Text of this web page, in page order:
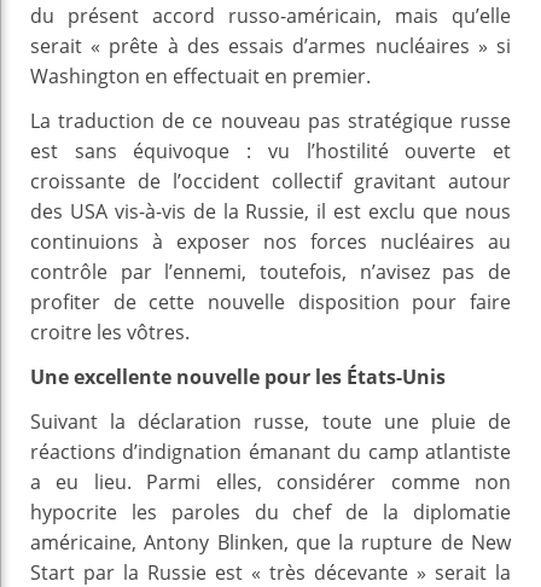
du présent accord russo-américain, mais qu’elle
serait « prête à des essais d’armes nucléaires » si
Washington en effectuait en premier.
La traduction de ce nouveau pas stratégique russe
est sans équivoque : vu l’hostilité ouverte et
croissante de l’occident collectif gravitant autour
des USA vis-à-vis de la Russie, il est exclu que nous
continuions à exposer nos forces nucléaires au
contrôle par l’ennemi, toutefois, n’avisez pas de
profiter de cette nouvelle disposition pour faire
croitre les vôtres.
Une excellente nouvelle pour les États-Unis
Suivant la déclaration russe, toute une pluie de
réactions d’indignation émanant du camp atlantiste
a eu lieu. Parmi elles, considérer comme non
hypocrite les paroles du chef de la diplomatie
américaine, Antony Blinken, que la rupture de New
Start par la Russie est « très décevante » serait la